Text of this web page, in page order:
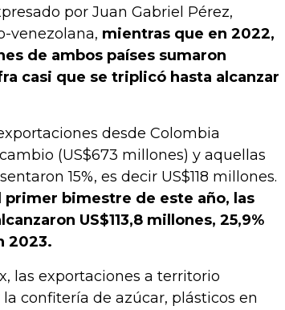
por Juan Gabriel Pérez,
venezolana, mientras que en 2022,
de ambos países sumaron
casi que se triplicó hasta alcanzar
desde Colombia
(US$673 millones) y aquellas
15%, es decir US$118 millones.
bimestre de este año, las
US$113,8 millones, 25,9%
2023.
las exportaciones a territorio
confitería de azúcar, plásticos en